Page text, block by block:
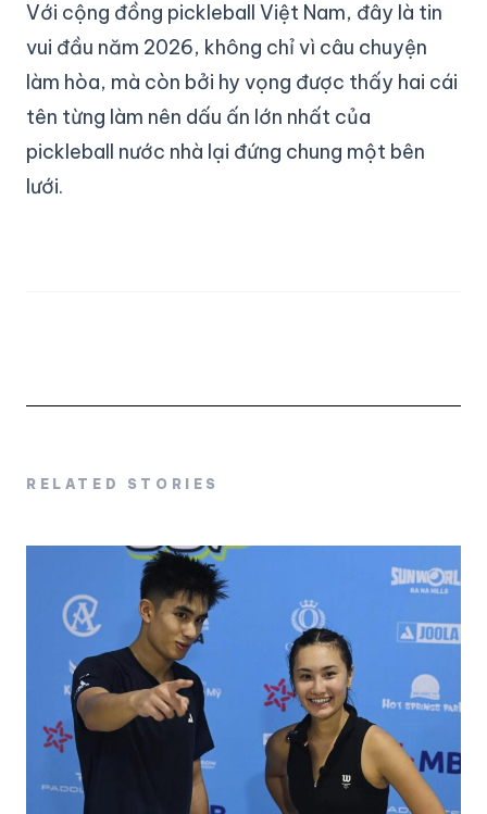
Với cộng đồng pickleball Việt Nam, đây là tin
vui đầu năm 2026, không chỉ vì câu chuyện
làm hòa, mà còn bởi hy vọng được thấy hai cái
tên từng làm nên dấu ấn lớn nhất của
pickleball nước nhà lại đứng chung một bên
lưới.
RELATED STORIES